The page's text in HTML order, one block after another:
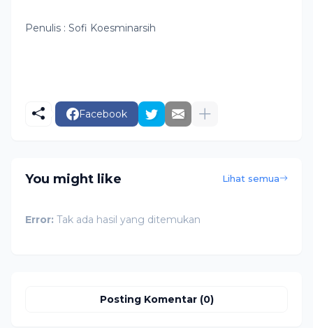
Penulis : Sofi Koesminarsih
Facebook
You might like Lihat semua
Error: Tak ada hasil yang ditemukan
Posting Komentar (0)